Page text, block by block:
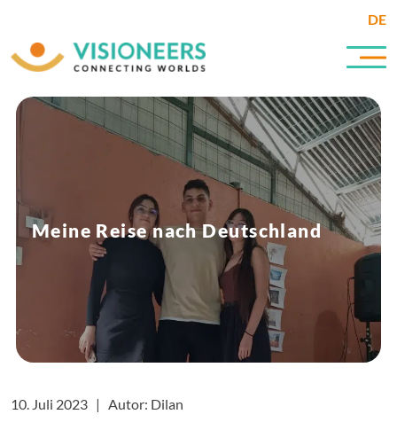
DE
Meine Reise nach Deutschland
10. Juli 2023 | Autor: Dilan